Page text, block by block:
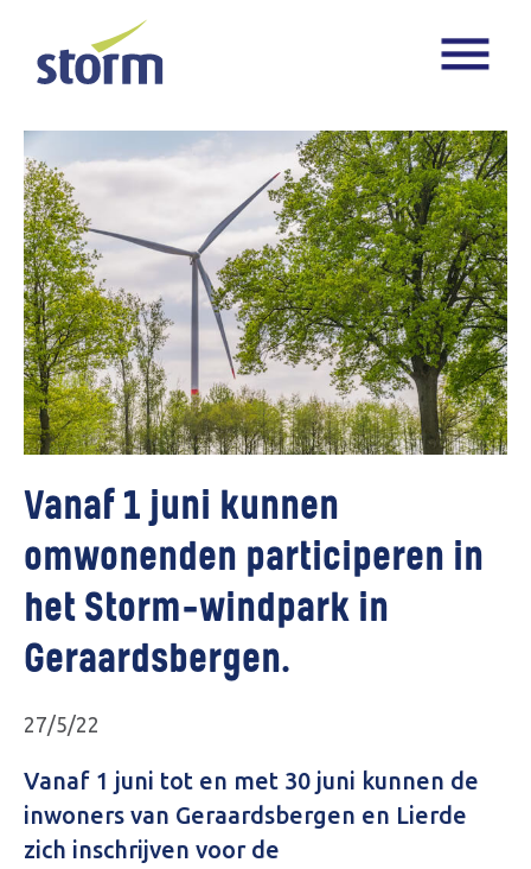
Vanaf 1 juni kunnen
omwonenden participeren in
het Storm-windpark in
Geraardsbergen.
27/5/22
Vanaf 1 juni tot en met 30 juni kunnen de
inwoners van Geraardsbergen en Lierde
zich inschrijven voor de